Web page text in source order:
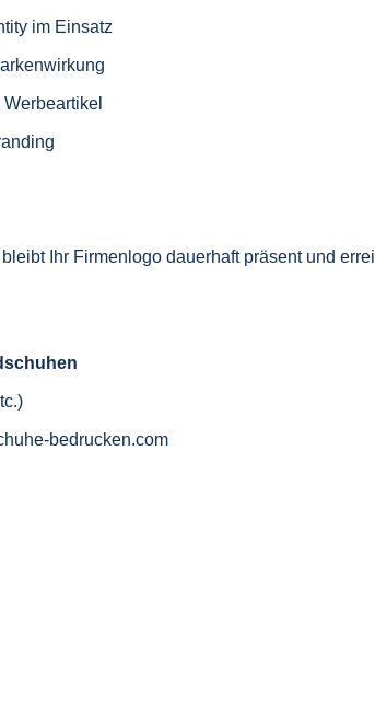
im Einsatz
Ihr Firmenlogo dauerhaft präsent und
bedrucken.com